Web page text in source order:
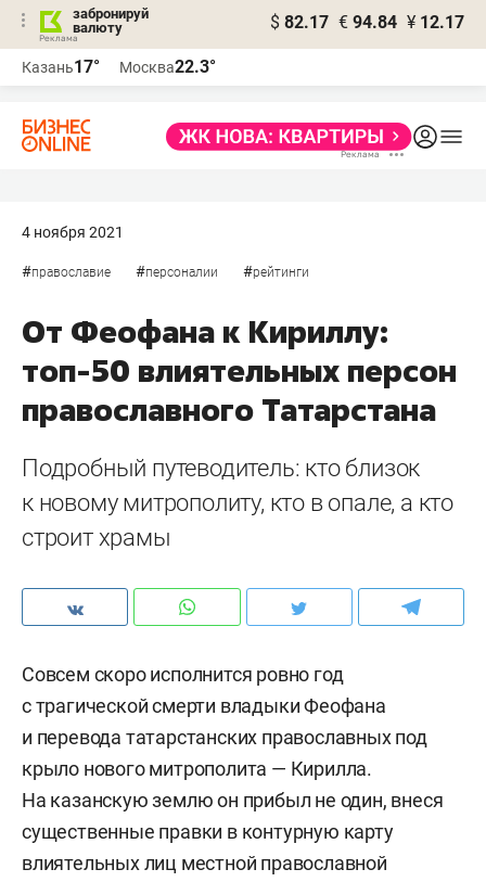
забронируй
валюту
$ 82.17 € 94.84 ¥ 12.17
Казань17° Москва22.3°
4 ноября 2021
#православие #персоналии #рейтинги
От Феофана к Кириллу:
топ-50 влиятельных персон
православного Татарстана
Подробный путеводитель: кто близок
к новому митрополиту, кто в опале, а кто
строит храмы
Совсем скоро исполнится ровно год
с трагической смерти владыки Феофана
и перевода татарстанских православных под
крыло нового митрополита — Кирилла.
На казанскую землю он прибыл не один, внеся
существенные правки в контурную карту
влиятельных лиц местной православной